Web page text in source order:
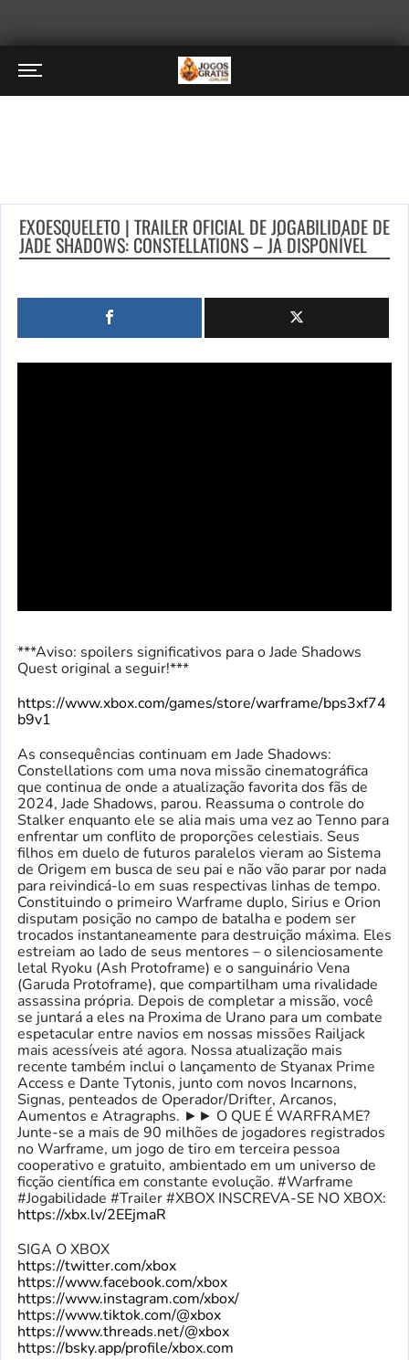
EXOESQUELETO | TRAILER OFICIAL DE JOGABILIDADE DE
JADE SHADOWS: CONSTELLATIONS – JÁ DISPONÍVEL
***Aviso: spoilers significativos para o Jade Shadows
Quest original a seguir!***
https://www.xbox.com/games/store/warframe/bps3xf74
b9v1
As consequências continuam em Jade Shadows:
Constellations com uma nova missão cinematográfica
que continua de onde a atualização favorita dos fãs de
2024, Jade Shadows, parou. Reassuma o controle do
Stalker enquanto ele se alia mais uma vez ao Tenno para
enfrentar um conflito de proporções celestiais. Seus
filhos em duelo de futuros paralelos vieram ao Sistema
de Origem em busca de seu pai e não vão parar por nada
para reivindicá-lo em suas respectivas linhas de tempo.
Constituindo o primeiro Warframe duplo, Sirius e Orion
disputam posição no campo de batalha e podem ser
trocados instantaneamente para destruição máxima. Eles
estreiam ao lado de seus mentores – o silenciosamente
letal Ryoku (Ash Protoframe) e o sanguinário Vena
(Garuda Protoframe), que compartilham uma rivalidade
assassina própria. Depois de completar a missão, você
se juntará a eles na Proxima de Urano para um combate
espetacular entre navios em nossas missões Railjack
mais acessíveis até agora. Nossa atualização mais
recente também inclui o lançamento de Styanax Prime
Access e Dante Tytonis, junto com novos Incarnons,
Signas, penteados de Operador/Drifter, Arcanos,
Aumentos e Atragraphs. ►► O QUE É WARFRAME?
Junte-se a mais de 90 milhões de jogadores registrados
no Warframe, um jogo de tiro em terceira pessoa
cooperativo e gratuito, ambientado em um universo de
ficção científica em constante evolução. #Warframe
#Jogabilidade #Trailer #XBOX INSCREVA-SE NO XBOX:
https://xbx.lv/2EEjmaR
SIGA O XBOX
https://twitter.com/xbox
https://www.facebook.com/xbox
https://www.instagram.com/xbox/
https://www.tiktok.com/@xbox
https://www.threads.net/@xbox
https://bsky.app/profile/xbox.com